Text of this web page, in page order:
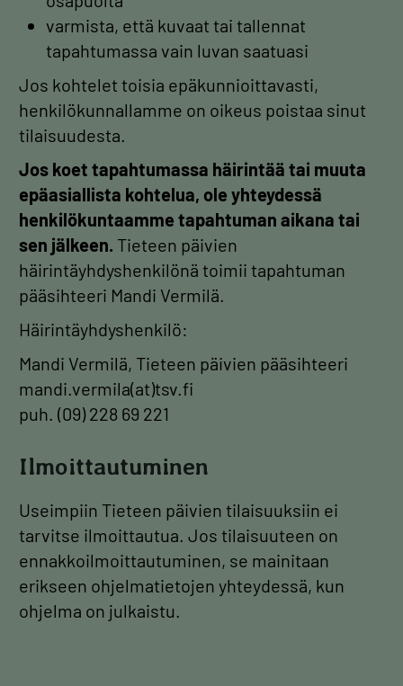
varmista, että kuvaat tai tallennat
tapahtumassa vain luvan saatuasi
Jos kohtelet toisia epäkunnioittavasti,
henkilökunnallamme on oikeus poistaa sinut
tilaisuudesta.
Jos koet tapahtumassa häirintää tai muuta
epäasiallista kohtelua, ole yhteydessä
henkilökuntaamme tapahtuman aikana tai
sen jälkeen. Tieteen päivien
häirintäyhdyshenkilönä toimii tapahtuman
pääsihteeri Mandi Vermilä.
Häirintäyhdyshenkilö:
Mandi Vermilä, Tieteen päivien pääsihteeri
mandi.vermila(at)tsv.fi
puh. (09) 228 69 221
Ilmoittautuminen
Useimpiin Tieteen päivien tilaisuuksiin ei
tarvitse ilmoittautua. Jos tilaisuuteen on
ennakkoilmoittautuminen, se mainitaan
erikseen ohjelmatietojen yhteydessä, kun
ohjelma on julkaistu.